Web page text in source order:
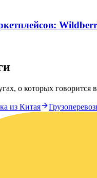
о которых говорится в
из Китая